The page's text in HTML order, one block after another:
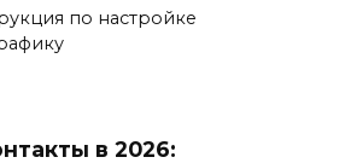
по настройке
в 2026: